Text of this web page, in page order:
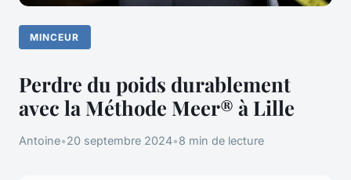
MINCEUR
Perdre du poids durablement
avec la Méthode Meer® à Lille
Antoine•20 septembre 2024•8 min de lecture